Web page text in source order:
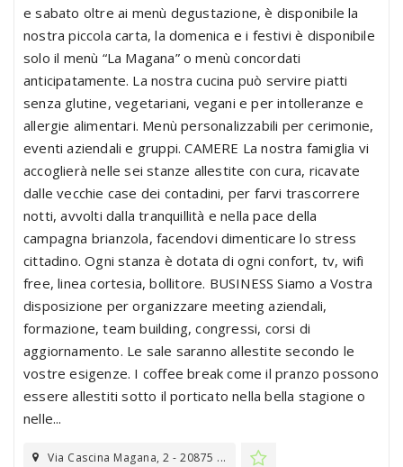
e sabato oltre ai menù degustazione, è disponibile la
nostra piccola carta, la domenica e i festivi è disponibile
solo il menù “La Magana” o menù concordati
anticipatamente. La nostra cucina può servire piatti
senza glutine, vegetariani, vegani e per intolleranze e
allergie alimentari. Menù personalizzabili per cerimonie,
eventi aziendali e gruppi. CAMERE La nostra famiglia vi
accoglierà nelle sei stanze allestite con cura, ricavate
dalle vecchie case dei contadini, per farvi trascorrere
notti, avvolti dalla tranquillità e nella pace della
campagna brianzola, facendovi dimenticare lo stress
cittadino. Ogni stanza è dotata di ogni confort, tv, wifi
free, linea cortesia, bollitore. BUSINESS Siamo a Vostra
disposizione per organizzare meeting aziendali,
formazione, team building, congressi, corsi di
aggiornamento. Le sale saranno allestite secondo le
vostre esigenze. I coffee break come il pranzo possono
essere allestiti sotto il porticato nella bella stagione o
nelle...
Via Cascina Magana, 2 - 20875 ...